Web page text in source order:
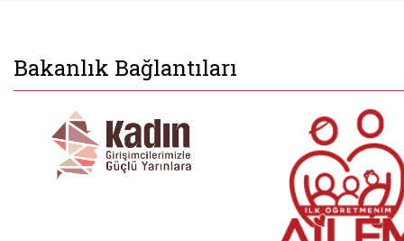
Bakanlık Bağlantıları